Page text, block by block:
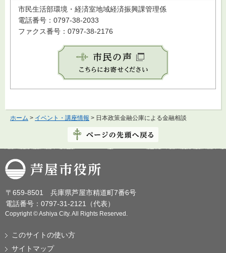
市民生活部環境・経済室地域経済振興課管理係
電話番号：0797-38-2033
ファクス番号：0797-38-2176
ホーム > イベント・講座情報 > 日本政策金融公庫による金融相談
芦屋市役所
〒659-8501 兵庫県芦屋市精道町7番6号
電話番号：0797-31-2121（代表）
Copyright © Ashiya City. All Rights Reserved.
このサイトの使い方
サイトマップ